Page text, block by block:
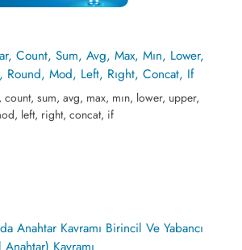
Count, Sum, Avg, Max, Mın, Lower,
Round, Mod, Left, Rıght, Concat, If
count, sum, avg, max, mın, lower, upper,
left, right, concat, if
Anahtar Kavramı Birincil Ve Yabancı